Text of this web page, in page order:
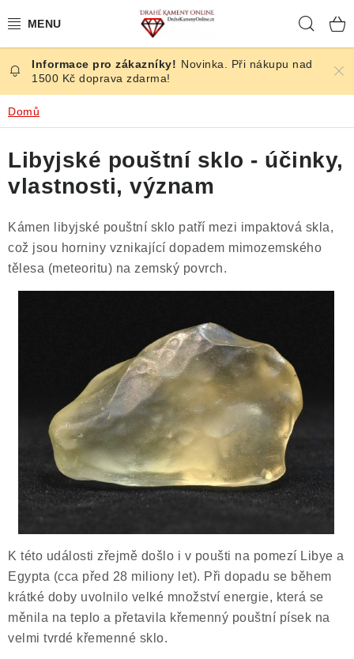
na
ČESKÉ KAMENY
ŠPERKY
KAMENY ZE SVĚTA
BROUŠENÉ
SLEVY
ÚČINKY
NALEZIŠTĚ
NÁŠ PŘÍBĚH
VIDEOGALERIE
KONTAKT
MISTROVSKÉ KRYSTALY
Obchodní podmínky
Puncovní značky
Ochrana osobních údajů
Novinka. Při nákupu nad
1500 Kč doprava zdarma!
Domů
Libyjské pouštní sklo - účinky,
vlastnosti, význam
Kámen libyjské pouštní sklo patří mezi impaktová skla,
což jsou horniny vznikající dopadem mimozemského
tělesa (meteoritu) na zemský povrch.
K této události zřejmě došlo i v poušti na pomezí Libye a
Egypta (cca před 28 miliony let). Při dopadu se během
krátké doby uvolnilo velké množství energie, která se
měnila na teplo a přetavila křemenný pouštní písek na
velmi tvrdé křemenné sklo.